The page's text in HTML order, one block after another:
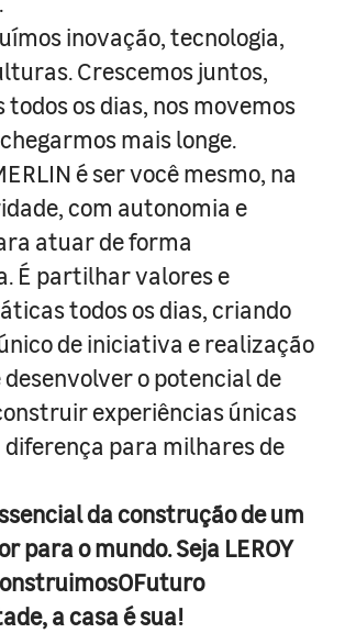
inovação, tecnologia,
Crescemos juntos,
os dias, nos movemos
mais longe.
é ser você mesmo, na
com autonomia e
atuar de forma
É partilhar valores e
todos os dias, criando
de iniciativa e realização
o potencial de
experiências únicas
diferença para milhares de
da construção de um
para o mundo. Seja LEROY
a casa é sua!